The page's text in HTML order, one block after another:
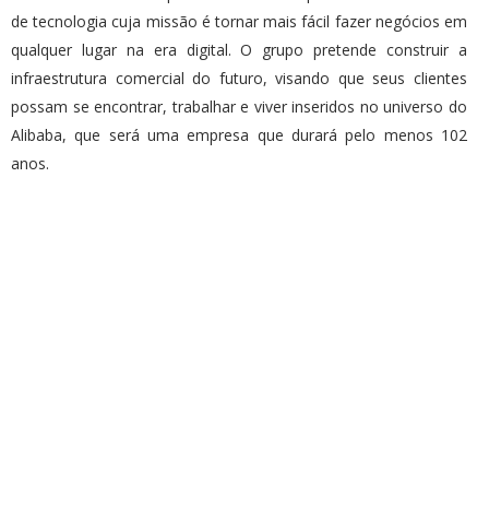
de tecnologia cuja missão é tornar mais fácil fazer negócios em
qualquer lugar na era digital. O grupo pretende construir a
infraestrutura comercial do futuro, visando que seus clientes
possam se encontrar, trabalhar e viver inseridos no universo do
Alibaba, que será uma empresa que durará pelo menos 102
anos.